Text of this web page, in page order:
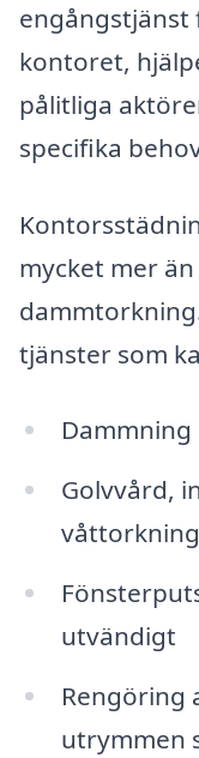
engångstjänst
kontoret,
pålitliga
specifika
mycket mer
tjänster som
Golvvård,
våttorkning
utvändigt
Rengöring
utrymmen